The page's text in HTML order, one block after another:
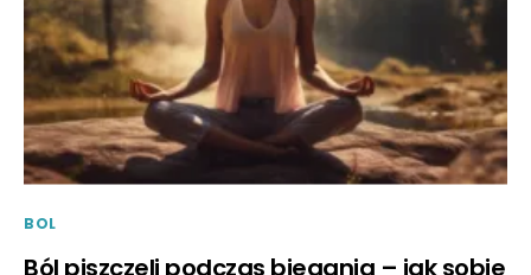
BOL
Ból piszczeli podczas biegania – jak sobie